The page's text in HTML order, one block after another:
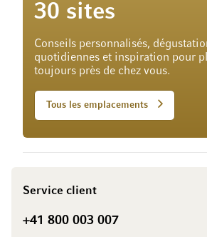
30 sites
Conseils personnalisés,
quotidiennes et inspiration pour
toujours près de chez vous.
Tous les emplacements
Service client
+41 800 003 007